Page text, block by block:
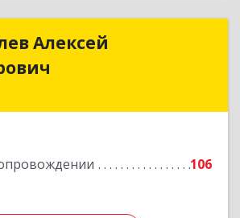
Алексей
106
ИП Журавлев Алексей
Подробнее